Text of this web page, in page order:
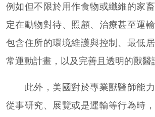
例如但不限於用作食物或纖維的家
定在動物對待、照顧、治療甚至運
包含住所的環境維護與控制、最低
常運動計畫，以及完善且透明的獸醫
此外，美國對於專業獸醫師能力
從事研究、展覽或是運輸等行為時